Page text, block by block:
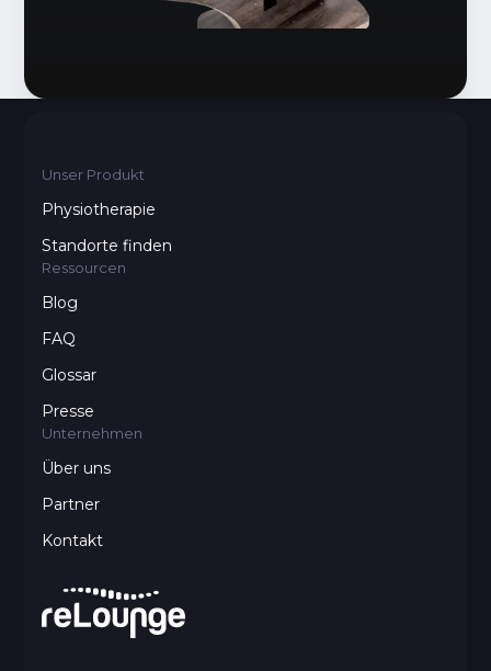
Unser Produkt
Physiotherapie
Standorte finden
Ressourcen
Blog
FAQ
Glossar
Presse
Unternehmen
Über uns
Partner
Kontakt